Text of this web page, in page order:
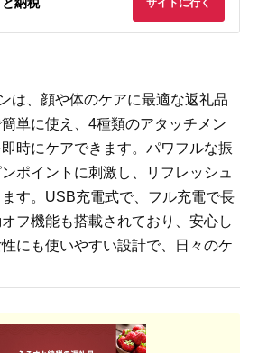
サイトに行く
は、顔や体のケアに最適な返礼品
単に使え、4種類のアタッチメン
時にケアできます。パワフルな振
ポイントに刺激し、リフレッシュ
す。USB充電式で、フル充電で長
フ機能も搭載されており、安心し
にも使いやすい設計で、日々のケ